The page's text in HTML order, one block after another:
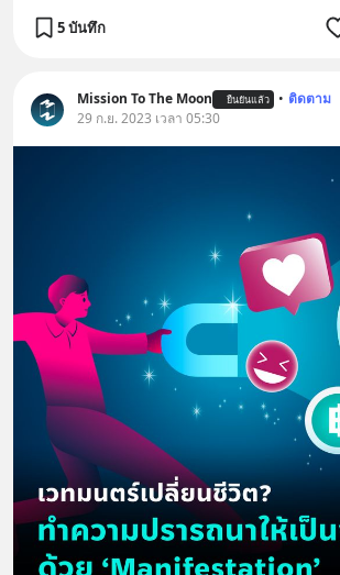
5 บันทึก
Mission To The Moon ยืนยันแล้ว • ติดตาม
29 ก.ย. 2023 เวลา 05:30